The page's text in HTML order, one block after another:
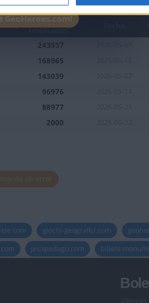
Mejor
resultados
243937
168965
143039
96976
88977
2000
de un error
giochi-geografici.com
jeuxpedago.com billets-
GeoHeroes.com!